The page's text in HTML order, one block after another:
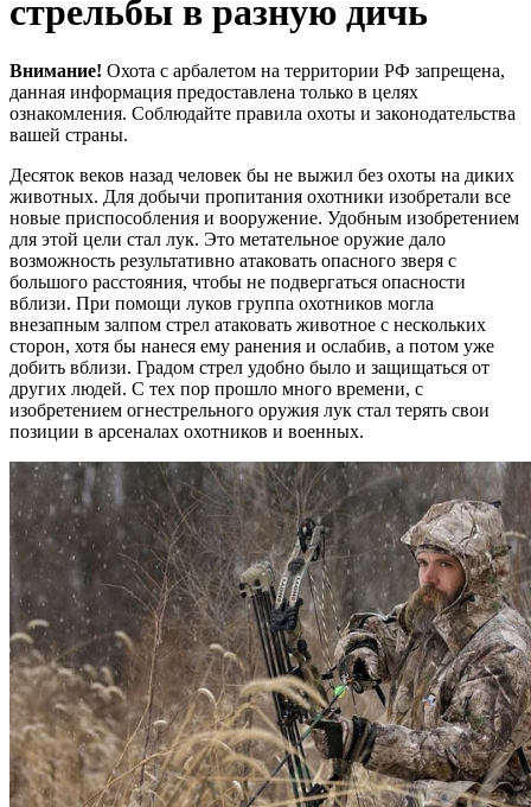
стрельбы в разную дичь
Внимание! Охота с арбалетом на территории РФ запрещена,
данная информация предоставлена только в целях
ознакомления. Соблюдайте правила охоты и законодательства
вашей страны.
Десяток веков назад человек бы не выжил без охоты на диких
животных. Для добычи пропитания охотники изобретали все
новые приспособления и вооружение. Удобным изобретением
для этой цели стал лук. Это метательное оружие дало
возможность результативно атаковать опасного зверя с
большого расстояния, чтобы не подвергаться опасности
вблизи. При помощи луков группа охотников могла
внезапным залпом стрел атаковать животное с нескольких
сторон, хотя бы нанеся ему ранения и ослабив, а потом уже
добить вблизи. Градом стрел удобно было и защищаться от
других людей. С тех пор прошло много времени, с
изобретением огнестрельного оружия лук стал терять свои
позиции в арсеналах охотников и военных.